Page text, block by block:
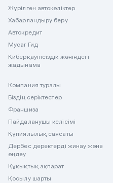
Жүрілген автокөліктер
Хабарландыру беру
Автокредит
Mycar Гид
Киберқауіпсіздік жөніндегі
жадынама
Компания туралы
Біздің серіктестер
Франшиза
Пайдаланушы келісімі
Құпиялылық саясаты
Дербес деректерді жинау және
өңдеу
Құқықтық ақпарат
Қосылу шарты